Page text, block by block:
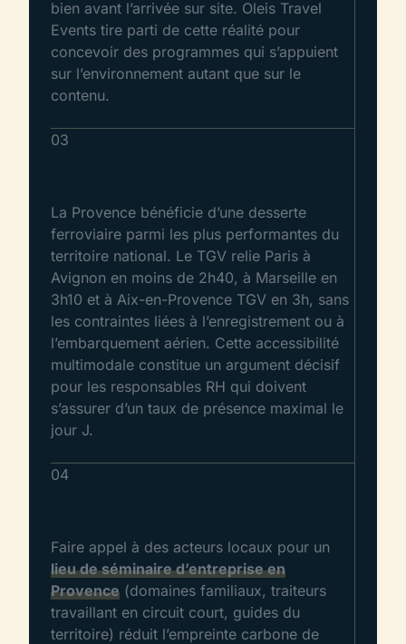
bien avant l’arrivée sur site. Oleis Travel
Events tire parti de cette réalité pour
concevoir des programmes qui s’appuient
sur l’environnement autant que sur le
contenu.
03
La Provence bénéficie d’une desserte
ferroviaire parmi les plus performantes du
territoire national. Le TGV relie Paris à
Avignon en moins de 2h40, à Marseille en
3h10 et à Aix-en-Provence TGV en 3h, sans
les contraintes liées à l’enregistrement ou à
l’embarquement aérien. Cette accessibilité
multimodale constitue un argument décisif
pour les responsables RH qui doivent
s’assurer d’un taux de présence maximal le
jour J.
04
Faire appel à des acteurs locaux pour un
lieu de séminaire d’entreprise en
Provence (domaines familiaux, traiteurs
travaillant en circuit court, guides du
territoire) réduit l’empreinte carbone de